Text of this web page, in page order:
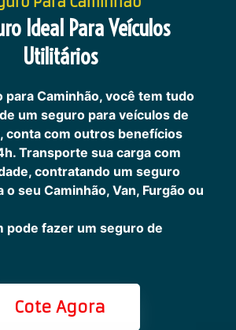
Ideal Para Veículos
Utilitários
para Caminhão, você tem tudo
um seguro para veículos de
conta com outros benefícios
Transporte sua carga com
contratando um seguro
seu Caminhão, Van, Furgão ou
pode fazer um seguro de
Cote Agora